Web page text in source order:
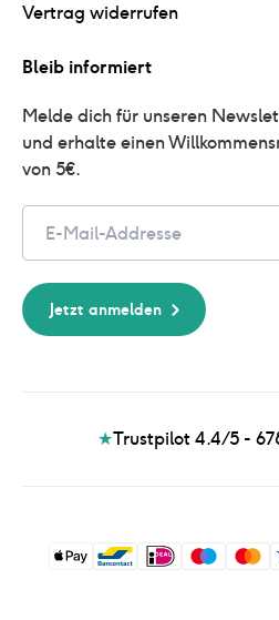
Vertrag widerrufen
Bleib informiert
Melde dich für unseren
und erhalte einen
von 5€.
Jetzt anmelden
★Trustpilot 4.4/5 -